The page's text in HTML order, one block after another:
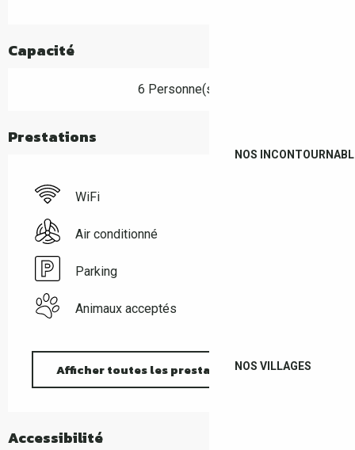
NOS
NOS VILLAGES
Capacité
6 Personne(s)
Prestations
WiFi
Air conditionné
Parking
Animaux acceptés
Afficher toutes les prestations
Accessibilité